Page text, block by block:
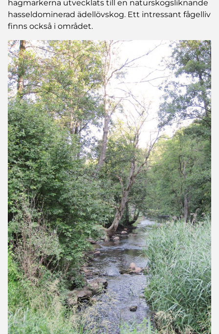
hagmarkerna utvecklats till en naturskogsliknande
hasseldominerad ädellövskog. Ett intressant fågelliv
finns också i området.